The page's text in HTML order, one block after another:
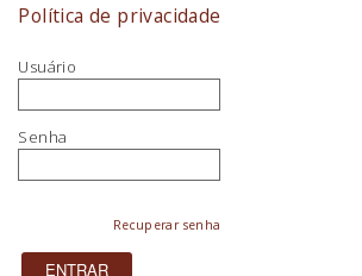
Política de privacidade
Usuário
Senha
Recuperar senha